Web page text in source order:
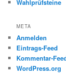
Wahlprüfsteine
META
Anmelden
Eintrags-Feed
Kommentar-
WordPress.org